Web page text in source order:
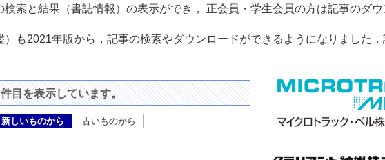
索と結果（書誌情報）の表示ができ， 正会員・学生会員の方は記事のダウ
も2021年版から，記事の検索やダウンロードができるようになりました．
目を表示しています。
新しいものから 古いものから